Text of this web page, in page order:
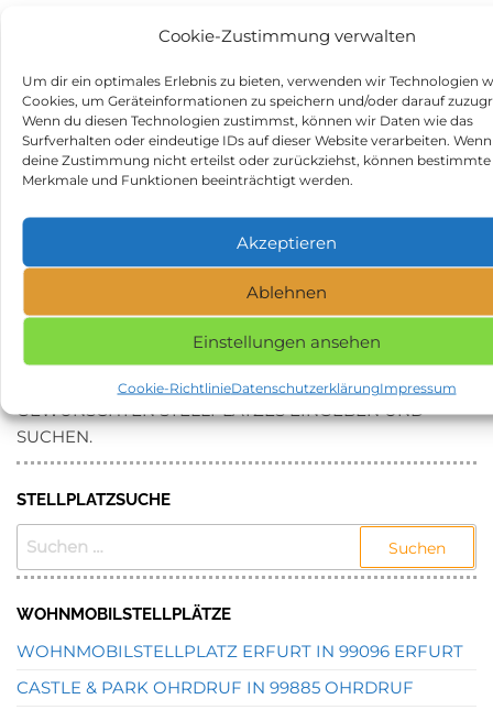
Cookie-Zustimmung verwalten
Um dir ein optimales Erlebnis zu bieten, verwenden wir Technologien
Cookies, um Geräteinformationen zu speichern und/oder darauf
Wenn du diesen Technologien zustimmst, können wir Daten wie das
Surfverhalten oder eindeutige IDs auf dieser Website verarbeiten.
deine Zustimmung nicht erteilst oder zurückziehst, können bestimmte
Merkmale und Funktionen beeinträchtigt werden.
Akzeptieren
Ablehnen
Einstellungen ansehen
Cookie-RichtlinieDatenschutzerklärungImpressum
Anzahl der Bewertungen und Erfahrungsberichte:
Hier findest Du Erfahrungsberichte und Bewertungen
zum Wohnmobilstellplatz Wohnewagen parkplatz:
https://search.google.com/local/writereview?
placeid=ChIJmdbzsm_zrEcRUpIXCo0g0SI
Beitragsnavigation
Vorheriger
Beitrag
ZURÜCK
Mirza Reisemobile in 31515
Peenecamp in 17154
Schlagwörter Stellplatz in 18311 Ribnitz-Damgarten
NAME, STADT ODER POSTLEITZAHL DES
GEWÜNSCHTEN STELLPLATZES EINGEBEN UND
SUCHEN.
STELLPLATZSUCHE
SUCHEN
WOHNMOBILSTELLPLÄTZE
WOHNMOBILSTELLPLATZ ERFURT IN 99096 ERFURT
CASTLE & PARK OHRDRUF IN 99885 OHRDRUF